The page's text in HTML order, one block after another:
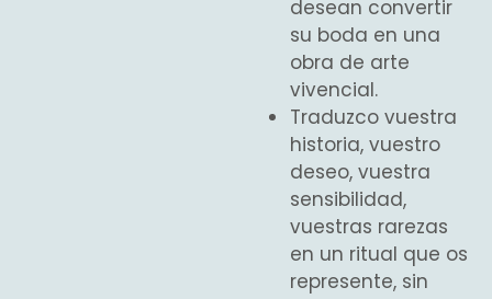
desean convertir
su boda en una
obra de arte
vivencial.
Traduzco vuestra
historia, vuestro
deseo, vuestra
sensibilidad,
vuestras rarezas
en un ritual que os
represente, sin